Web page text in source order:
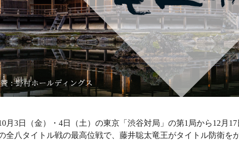
月3日（金）・4日（土）の東京「渋谷対局」の第1局から12月
全八タイトル戦の最高位戦で、藤井聡太竜王がタイトル防衛を